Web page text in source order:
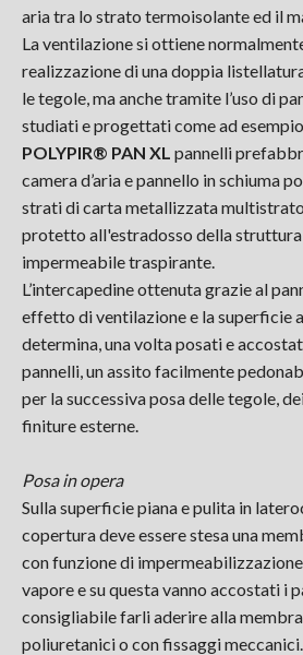
aria tra lo strato termoisolante ed il
La ventilazione si ottiene
realizzazione di una doppia
le tegole, ma anche tramite l’uso di
studiati e progettati come ad esempio
POLYPIR® PAN XL pannelli
camera d’aria e pannello in schiuma
strati di carta metallizzata
protetto all'estradosso della struttura
impermeabile traspirante.
L’intercapedine ottenuta grazie al
effetto di ventilazione e la superficie
determina, una volta posati e
pannelli, un assito facilmente
per la successiva posa delle tegole,
finiture esterne.
Posa in opera
Sulla superficie piana e pulita in
copertura deve essere stesa una
con funzione di
vapore e su questa vanno accostati i
consigliabile farli aderire alla
poliuretanici o con fissaggi